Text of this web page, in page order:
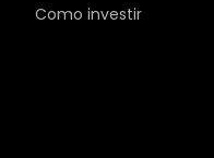
Como investir